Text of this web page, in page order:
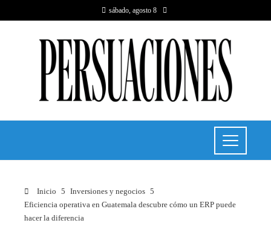
sábado, agosto 8
Inicio
Inversiones y negocios
Eficiencia operativa en Guatemala descubre cómo un ERP puede
hacer la diferencia